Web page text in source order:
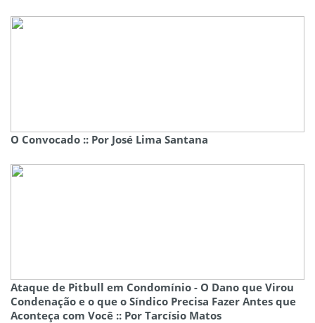
O Convocado :: Por José Lima Santana
Ataque de Pitbull em Condomínio - O Dano que Virou
Condenação e o que o Síndico Precisa Fazer Antes que
Aconteça com Você :: Por Tarcísio Matos